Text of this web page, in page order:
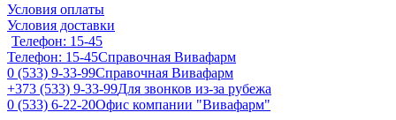
Условия оплаты
Условия доставки
Телефон: 15-45
Телефон: 15-45Справочная Вивафарм
0 (533) 9-33-99Справочная Вивафарм
+373 (533) 9-33-99Для звонков из-за рубежа
0 (533) 6-22-20Офис компании "Вивафарм"